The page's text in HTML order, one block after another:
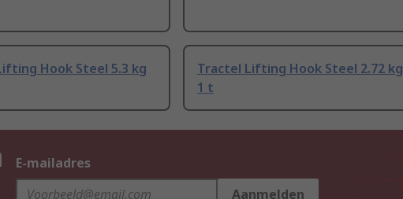
Hook Steel 5.3 kg
Tractel Lifting Hook Steel 2.72 kg
1 t
E-mailadres
Aanmelden